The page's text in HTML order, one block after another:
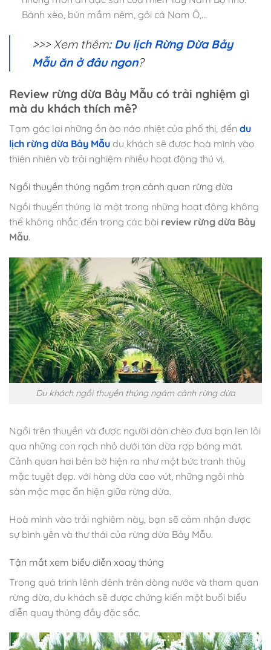
Bánh xèo, bún mắm nêm, gỏi cá Nam Ô,…
>>> Xem thêm: Du lịch Rừng Dừa Bảy
Mẫu ăn ở đâu ngon?
Review rừng dừa Bảy Mẫu có trải nghiệm gì
mà du khách thích mê?
Tạm gác lại những ồn ào náo nhiệt của phố thị, đến du
lịch rừng dừa Bảy Mẫu du khách sẽ được hoà mình vào
thiên nhiên và trải nghiệm nhiều hoạt động thú vị.
Ngồi thuyền thúng ngắm trọn cảnh quan rừng dừa
Ngồi thuyến thúng là một trong những hoạt động không
thể không nhắc đến trong các bài review rừng dừa Bảy
Mẫu.
Du khách ngồi thuyền thúng ngám cảnh rừng dừa
Ngồi trên thuyền và được người dân chèo đưa bạn len lỏi
qua những con rạch nhỏ dưới tán dừa rợp bóng mát.
Cảnh quan hai bên bờ hiện ra như một bức tranh thủy
mặc tuyệt đẹp. với hàng dừa cao vút, những ngôi nhà
sàn mộc mạc ẩn hiện giữa rừng dừa.
Hoà mình vào trải nghiêm này, bạn sẽ cảm nhận được
sự bình yên và thư thái của rừng dừa Bảy Mẫu.
Tận mắt xem biểu diễn xoay thúng
Trong quá trình lênh đênh trên dòng nước và tham quan
rừng dừa, du khách sẽ được chứng kiến ​​một buổi biểu
diễn quay thúng đầy đặc sắc.